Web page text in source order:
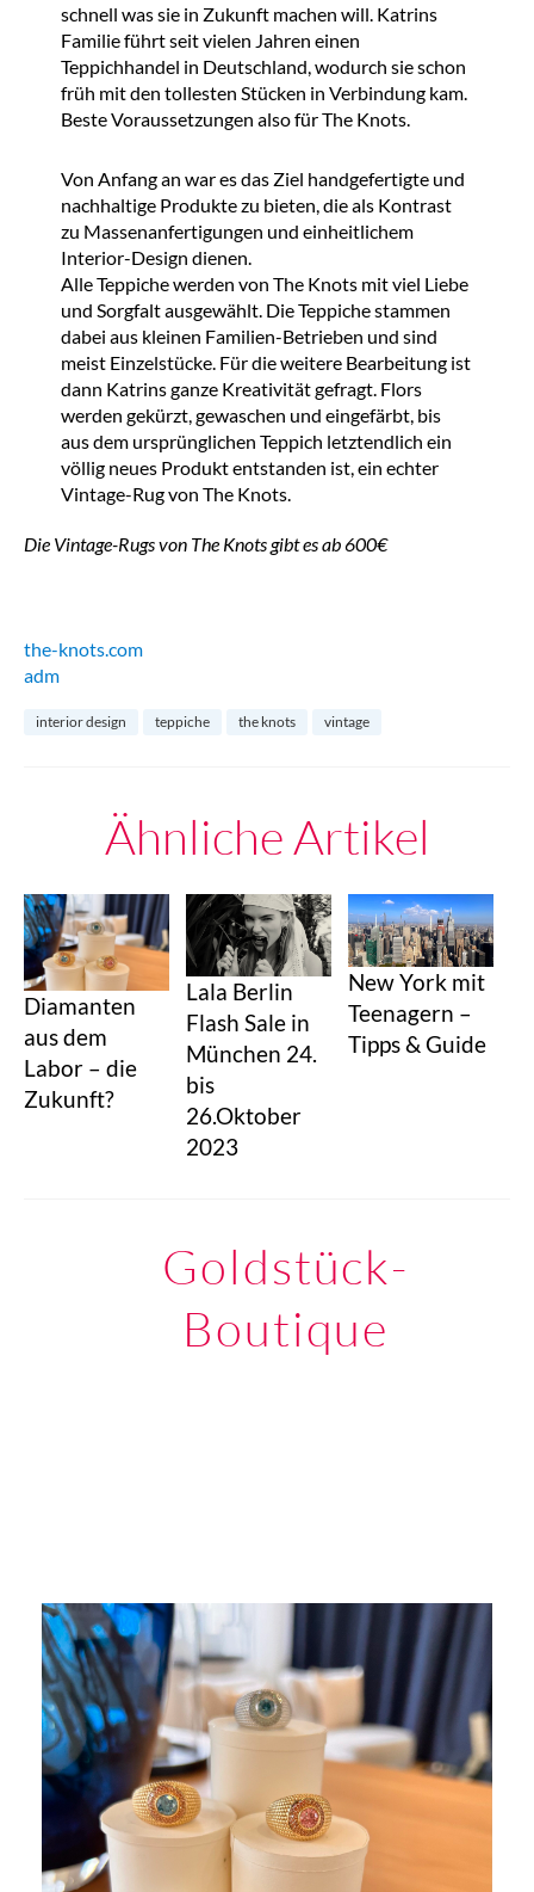
schnell was sie in Zukunft machen will. Katrins
Familie führt seit vielen Jahren einen
Teppichhandel in Deutschland, wodurch sie schon
früh mit den tollesten Stücken in Verbindung kam.
Beste Voraussetzungen also für The Knots.
Von Anfang an war es das Ziel handgefertigte und
nachhaltige Produkte zu bieten, die als Kontrast
zu Massenanfertigungen und einheitlichem
Interior-Design dienen.
Alle Teppiche werden von The Knots mit viel Liebe
und Sorgfalt ausgewählt. Die Teppiche stammen
dabei aus kleinen Familien-Betrieben und sind
meist Einzelstücke. Für die weitere Bearbeitung ist
dann Katrins ganze Kreativität gefragt. Flors
werden gekürzt, gewaschen und eingefärbt, bis
aus dem ursprünglichen Teppich letztendlich ein
völlig neues Produkt entstanden ist, ein echter
Vintage-Rug von The Knots.
Die Vintage-Rugs von The Knots gibt es ab 600€
the-knots.com
adm
interior design teppiche the knots vintage
Ähnliche Artikel
Diamanten
aus dem
Labor – die
Zukunft?
Lala Berlin
Flash Sale in
München 24.
bis
26.Oktober
2023
New York mit
Teenagern –
Tipps & Guide
Goldstück-
Boutique